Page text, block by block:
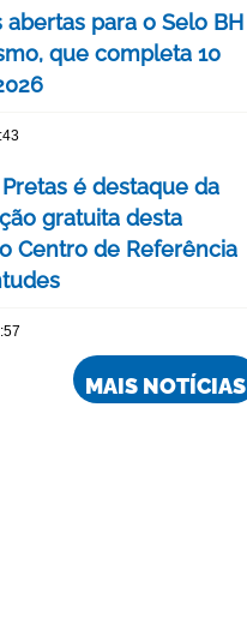
abertas para o Selo BH
que completa 10
é destaque da
gratuita desta
Centro de Referência
MAIS NOTÍCIAS